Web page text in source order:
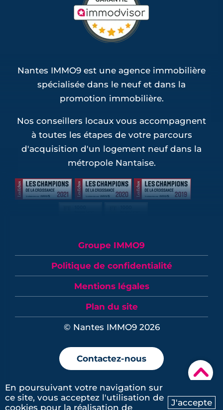
▾
Nantes IMMO9 est une agence immobilière
spécialisée dans le neuf et dans la
promotion immobilière.
Nos conseillers locaux vous accompagnent
à toutes les étapes de votre parcours
d'acquisition d'un logement neuf dans la
métropole Nantaise.
Groupe IMMO9
Politique de confidentialité
Mentions légales
Plan du site
© Nantes IMMO9 2026
Contactez-nous
En poursuivant votre navigation sur
ce site, vous acceptez l'utilisation de
cookies pour la réalisation de
J'accepte